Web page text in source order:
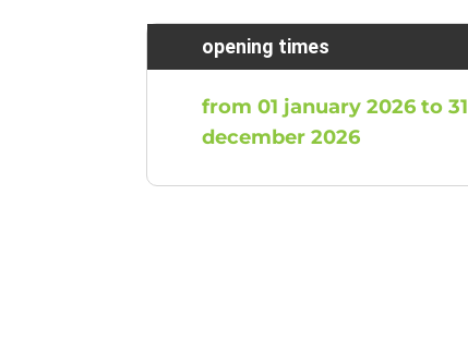
opening times
from 01 january 2026 to 31
december 2026